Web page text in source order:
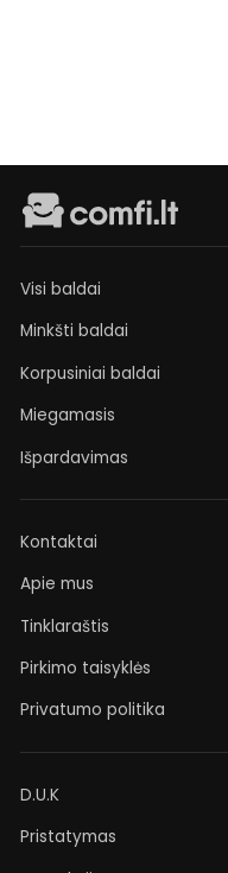
Visi baldai
Minkšti baldai
Korpusiniai baldai
Miegamasis
Išpardavimas
Kontaktai
Apie mus
Tinklaraštis
Pirkimo taisyklės
Privatumo politika
D.U.K
Pristatymas